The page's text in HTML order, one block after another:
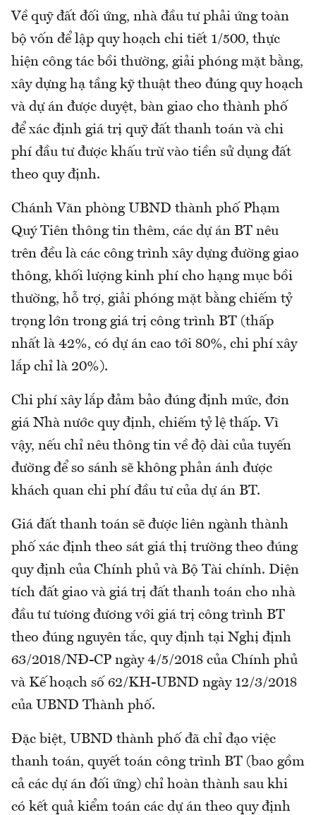
Về quỹ đất đối ứng, nhà đầu tư phải ứng toàn
bộ vốn để lập quy hoạch chi tiết 1/500, thực
hiện công tác bồi thường, giải phóng mặt bằng,
xây dựng hạ tầng kỹ thuật theo đúng quy hoạch
và dự án được duyệt, bàn giao cho thành phố
để xác định giá trị quỹ đất thanh toán và chi
phí đầu tư được khấu trừ vào tiền sử dụng đất
theo quy định.
Chánh Văn phòng UBND thành phố Phạm
Quý Tiên thông tin thêm, các dự án BT nêu
trên đều là các công trình xây dựng đường giao
thông, khối lượng kinh phí cho hạng mục bồi
thường, hỗ trợ, giải phóng mặt bằng chiếm tỷ
trọng lớn trong giá trị công trình BT (thấp
nhất là 42%, có dự án cao tới 80%, chi phí xây
lắp chỉ là 20%).
Chi phí xây lắp đảm bảo đúng định mức, đơn
giá Nhà nước quy định, chiếm tỷ lệ thấp. Vì
vậy, nếu chỉ nêu thông tin về độ dài của tuyến
đường để so sánh sẽ không phản ánh được
khách quan chi phí đầu tư của dự án BT.
Giá đất thanh toán sẽ được liên ngành thành
phố xác định theo sát giá thị trường theo đúng
quy định của Chính phủ và Bộ Tài chính. Diện
tích đất giao và giá trị đất thanh toán cho nhà
đầu tư tương đương với giá trị công trình BT
theo đúng nguyên tắc, quy định tại Nghị định
63/2018/NĐ-CP ngày 4/5/2018 của Chính phủ
và Kế hoạch số 62/KH-UBND ngày 12/3/2018
của UBND Thành phố.
Đặc biệt, UBND thành phố đã chỉ đạo việc
thanh toán, quyết toán công trình BT (bao gồm
cả các dự án đối ứng) chỉ hoàn thành sau khi
có kết quả kiểm toán các dự án theo quy định